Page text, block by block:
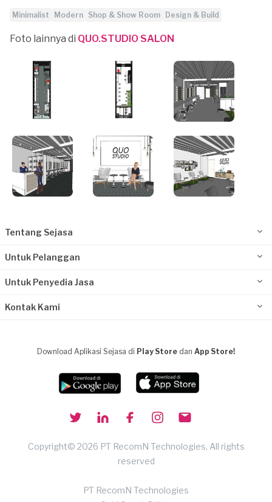
Minimalist Modern Shop & Show Room Design & Build
Foto lainnya di QUO.STUDIO SALON
Tentang Sejasa
Untuk Pelanggan
Untuk Penyedia Jasa
Kontak Kami
Download Aplikasi Sejasa di Play Store dan App Store!
Copyright© 2026 PT RecomN Technologies, All rights
reserved
PT RecomN Technologies